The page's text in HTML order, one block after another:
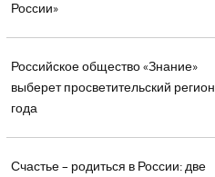
России»
Российское общество «Знание»
выберет просветительский регион
года
Счастье – родиться в России: две